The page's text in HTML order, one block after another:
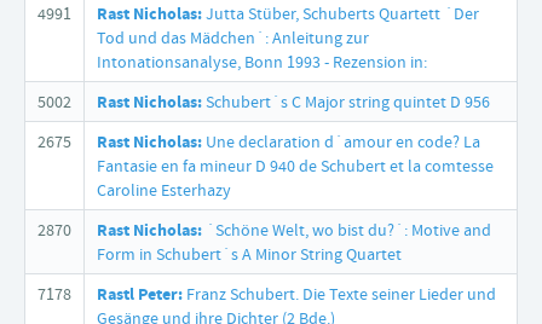
4991
Rast Nicholas:Jutta Stüber, Schuberts Quartett ´Der
Tod und das Mädchen´: Anleitung zur
Intonationsanalyse, Bonn 1993 - Rezension in:
5002
Rast Nicholas:Schubert´s C Major string quintet D 956
2675
Rast Nicholas: Une declaration d´amour en code? La
Fantasie en fa mineur D 940 de Schubert et la comtesse
Caroline Esterhazy
2870
Rast Nicholas: ´Schöne Welt, wo bist du?´: Motive and
Form in Schubert´s A Minor String Quartet
7178
Rastl Peter: Franz Schubert. Die Texte seiner Lieder und
Gesänge und ihre Dichter (2 Bde.)